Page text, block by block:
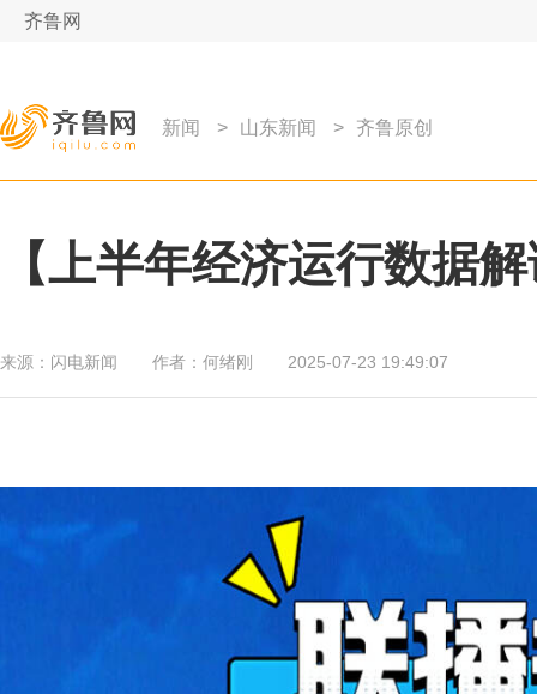
齐鲁网
新闻 > 山东新闻 > 齐鲁原创
【上半年经济运行数据
来源： 闪电新闻 作者： 何绪刚 2025-07-23 19:49:07